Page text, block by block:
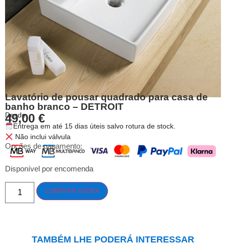
Lavatório de pousar quadrado para casa de
banho branco – DETROIT
Desde
49,00 €
Entrega em até 15 dias úteis salvo rotura de stock.
Não inclui válvula
Opções de pagamento:
Disponível por encomenda
COMPRAR AGORA
TAMBÉM LHE PODERÁ INTERESSAR